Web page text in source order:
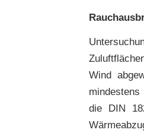
Wind
die DIN